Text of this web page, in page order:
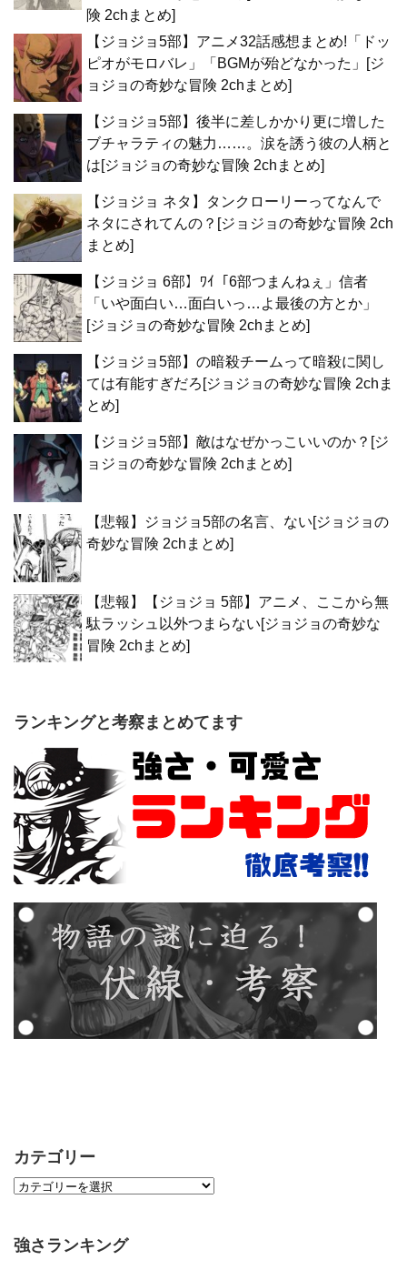
険 2chまとめ]
【ジョジョ5部】アニメ32話感想まとめ!「ドッ
ピオがモロバレ」「BGMが殆どなかった」[ジ
ョジョの奇妙な冒険 2chまとめ]
【ジョジョ5部】後半に差しかかり更に増した
ブチャラティの魅力……。涙を誘う彼の人柄と
は[ジョジョの奇妙な冒険 2chまとめ]
【ジョジョ ネタ】タンクローリーってなんで
ネタにされてんの？[ジョジョの奇妙な冒険 2ch
まとめ]
【ジョジョ 6部】ﾜｲ「6部つまんねぇ」信者
「いや面白い…面白いっ…よ最後の方とか」
[ジョジョの奇妙な冒険 2chまとめ]
【ジョジョ5部】の暗殺チームって暗殺に関し
ては有能すぎだろ[ジョジョの奇妙な冒険 2chま
とめ]
【ジョジョ5部】敵はなぜかっこいいのか？[ジ
ョジョの奇妙な冒険 2chまとめ]
【悲報】ジョジョ5部の名言、ない[ジョジョの
奇妙な冒険 2chまとめ]
【悲報】【ジョジョ 5部】アニメ、ここから無
駄ラッシュ以外つまらない[ジョジョの奇妙な
冒険 2chまとめ]
ランキングと考察まとめてます
カテゴリー
強さランキング